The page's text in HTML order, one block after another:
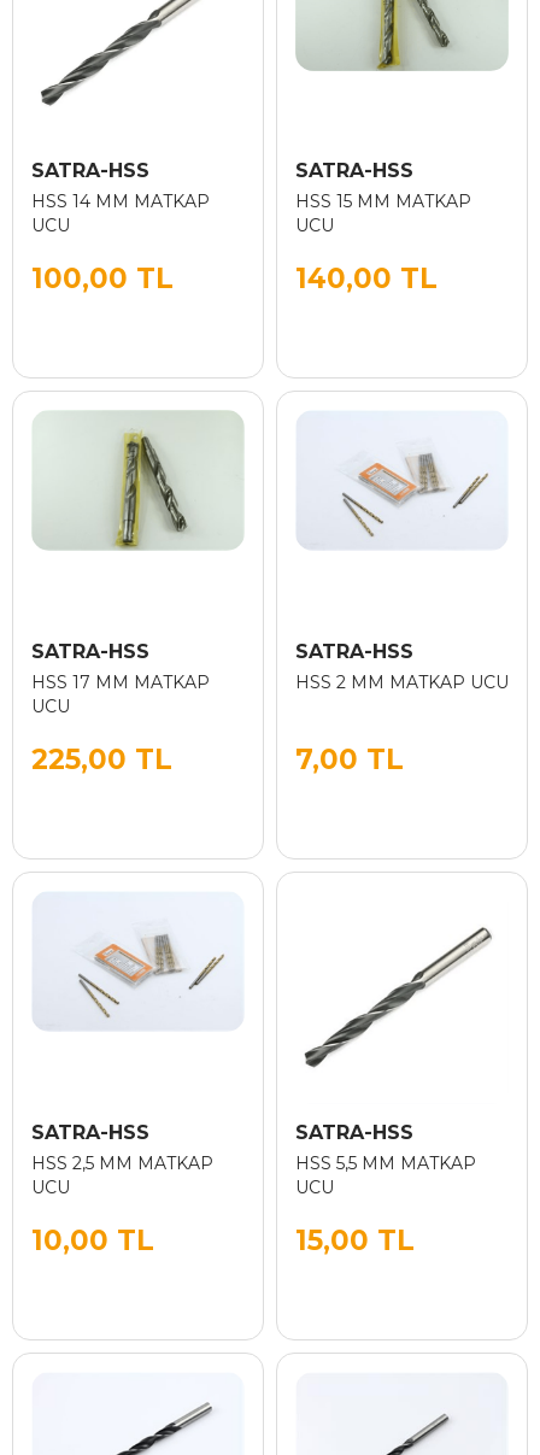
SATRA-HSS
HSS 14 MM MATKAP
UCU
100,00 TL
SATRA-HSS
HSS 15 MM MATKAP
UCU
140,00 TL
SATRA-HSS
HSS 17 MM MATKAP
UCU
225,00 TL
SATRA-HSS
HSS 2 MM MATKAP UCU
7,00 TL
SATRA-HSS
HSS 2,5 MM MATKAP
UCU
10,00 TL
SATRA-HSS
HSS 5,5 MM MATKAP
UCU
15,00 TL